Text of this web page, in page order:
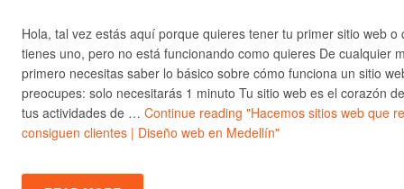
Hola, tal vez estás aquí porque quieres tener tu primer sitio web o
tienes uno, pero no está funcionando como quieres De cualquier
primero necesitas saber lo básico sobre cómo funciona un sitio
preocupes: solo necesitarás 1 minuto Tu sitio web es el corazón
tus actividades de … Continue reading "Hacemos sitios web que
consiguen clientes | Diseño web en Medellín"